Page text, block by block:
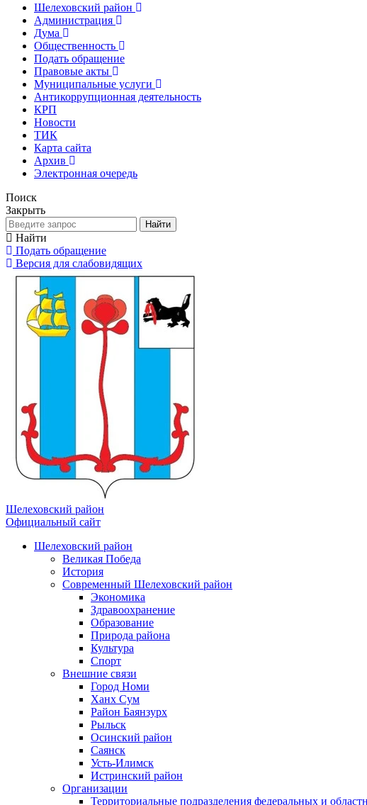
Шелеховский район
Администрация
Дума
Общественность
Подать обращение
Правовые акты
Муниципальные услуги
Антикоррупционная деятельность
КРП
Новости
ТИК
Карта сайта
Архив
Электронная очередь
Поиск
Закрыть
Найти
Найти
Подать обращение
Версия для слабовидящих
Шелеховский район
Официальный сайт
Шелеховский район
Великая Победа
История
Современный Шелеховский район
Экономика
Здравоохранение
Образование
Природа района
Культура
Спорт
Внешние связи
Город Номи
Ханх Сум
Район Баянзурх
Рыльск
Осинский район
Саянск
Усть-Илимск
Истринский район
Организации
Территориальные подразделения федеральных и